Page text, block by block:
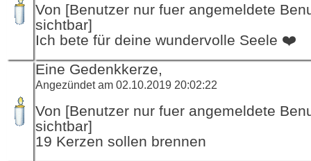
Von [Benutzer nur fuer angemeldete
sichtbar]
Ich bete für deine wundervolle Seele ❤️
Eine Gedenkkerze,
Angezündet am 02.10.2019 20:02:22
Von [Benutzer nur fuer angemeldete
sichtbar]
19 Kerzen sollen brennen